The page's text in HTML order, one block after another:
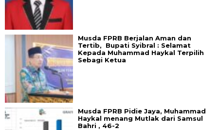
Musda FPRB Berjalan Aman dan
Tertib, Bupati Syibral : Selamat
Kepada Muhammad Haykal Terpilih
Sebagi Ketua
Musda FPRB Pidie Jaya, Muhammad
Haykal menang Mutlak dari Samsul
Bahri , 46-2